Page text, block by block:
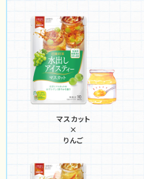
マスカット
×
りんご